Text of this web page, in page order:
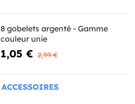
8 gobelets argenté - Gamme
couleur unie
1,05 € 2,99 €
ACCESSOIRES